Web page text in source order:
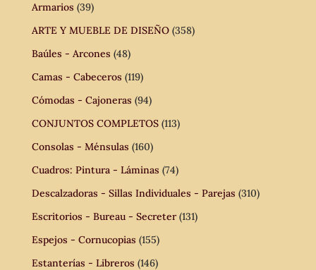
Armarios (39)
ARTE Y MUEBLE DE DISEÑO (358)
Baúles - Arcones (48)
Camas - Cabeceros (119)
Cómodas - Cajoneras (94)
CONJUNTOS COMPLETOS (113)
Consolas - Ménsulas (160)
Cuadros: Pintura - Láminas (74)
Descalzadoras - Sillas Individuales - Parejas (310)
Escritorios - Bureau - Secreter (131)
Espejos - Cornucopias (155)
Estanterías - Libreros (146)